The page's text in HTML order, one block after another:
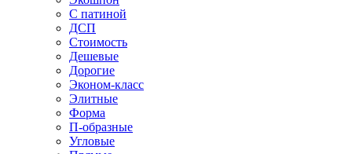
С патиной
ДСП
Стоимость
Дешевые
Дорогие
Эконом-класс
Элитные
Форма
П-образные
Угловые